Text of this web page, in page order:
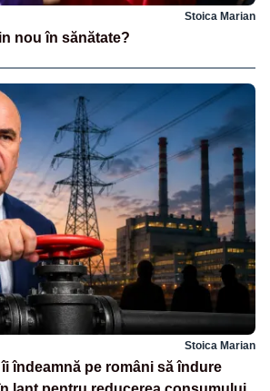
Stoica Marian
nou în sănătate?
Stoica Marian
îndeamnă pe români să îndure